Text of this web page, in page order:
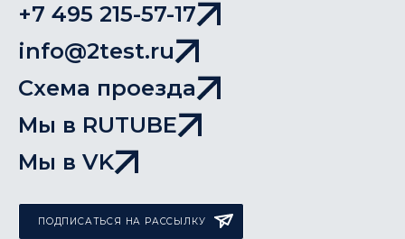
+7 495 215-57-17
info@2test.ru
Схема проезда
Мы в RUTUBE
Мы в VK
ПОДПИСАТЬСЯ НА РАССЫЛКУ